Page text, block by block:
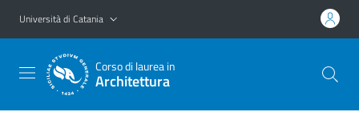
Vai al contenuto principale
Vai al menu di navigazione
Università di Catania
Corso di laurea in
Architettura